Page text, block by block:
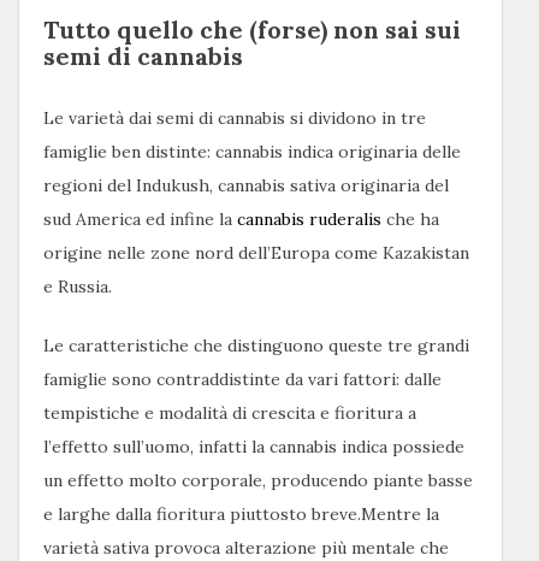
Tutto quello che (forse) non sai sui
semi di cannabis
Le varietà dai semi di cannabis si dividono in tre
famiglie ben distinte: cannabis indica originaria delle
regioni del Indukush, cannabis sativa originaria del
sud America ed infine la cannabis ruderalis che ha
origine nelle zone nord dell’Europa come Kazakistan
e Russia.
Le caratteristiche che distinguono queste tre grandi
famiglie sono contraddistinte da vari fattori: dalle
tempistiche e modalità di crescita e fioritura a
l’effetto sull’uomo, infatti la cannabis indica possiede
un effetto molto corporale, producendo piante basse
e larghe dalla fioritura piuttosto breve.Mentre la
varietà sativa provoca alterazione più mentale che